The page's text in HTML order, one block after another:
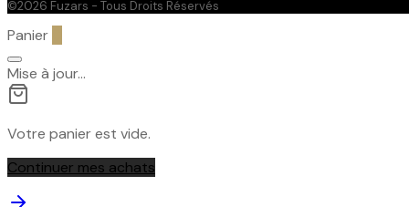
©2026 Fuzars - Tous Droits Réservés
Panier
Mise à jour…
Votre panier est vide.
Continuer mes achats